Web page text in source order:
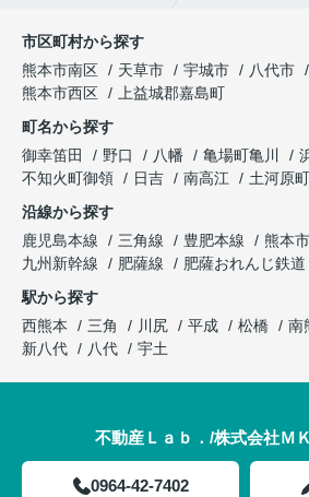
市区町村から探す
熊本市南区
天草市 宇城市 八代市
熊本市西区
上益城郡嘉島町
町名から探す
御幸笛田
野口 八幡 亀場町亀川
不知火町御領
日吉 南高江 土河原町
沿線から探す
鹿児島本線
三角線 豊肥本線
熊本
九州新幹線
肥薩線
肥薩おれんじ鉄道
駅から探す
西熊本
三角 川尻 平成 松橋 南
新八代
八代 宇土
不動産Ｌａｂ．/株式会社Ｍ
0964-42-7402